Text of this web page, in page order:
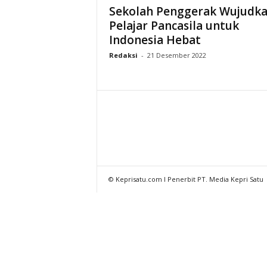
Sekolah Penggerak
Pelajar Pancasila untuk
Indonesia Hebat
Redaksi - 21 Desember 2022
© Keprisatu.com I Penerbit PT. Media Kepri Satu